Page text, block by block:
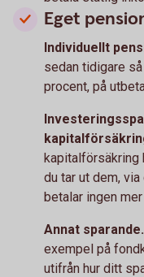
Eget
Individuellt
sedan tidigare
procent, på
kapitalförsäkring
du tar ut dem,
betalar ingen
Annat sparande.
exempel på
utifrån hur ditt